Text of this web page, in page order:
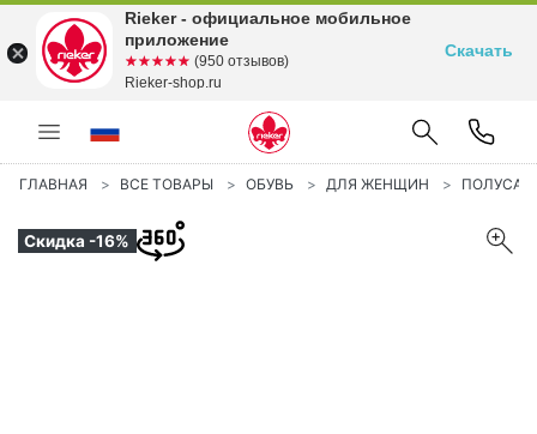
ГЛАВНАЯ ВСЕ ТОВАРЫ ОБУВЬ ДЛЯ ЖЕНЩИН
Скидка -16%
Rieker - официальное мобильное
приложение
☆☆☆☆☆
★★★★★ (950 отзывов)
Rieker-shop.ru
Скачать